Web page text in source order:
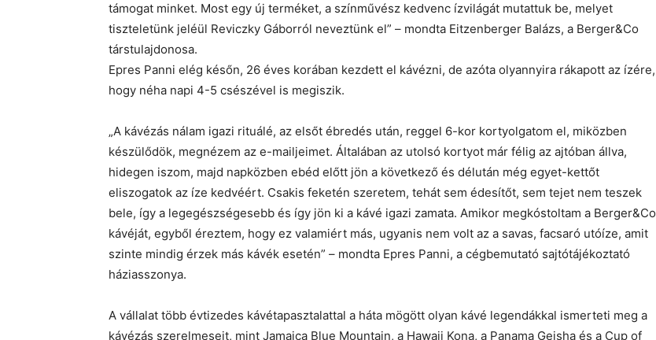
támogat minket. Most egy új terméket, a színművész kedvenc ízvilágát mutattuk be, melyet
tiszteletünk jeléül Reviczky Gáborról neveztünk el” – mondta Eitzenberger Balázs, a Berger&Co
társtulajdonosa.
Epres Panni elég későn, 26 éves korában kezdett el kávézni, de azóta olyannyira rákapott az ízére,
hogy néha napi 4-5 csészével is megiszik.
„A kávézás nálam igazi rituálé, az elsőt ébredés után, reggel 6-kor kortyolgatom el, miközben
készülődök, megnézem az e-mailjeimet. Általában az utolsó kortyot már félig az ajtóban állva,
hidegen iszom, majd napközben ebéd előtt jön a következő és délután még egyet-kettőt
eliszogatok az íze kedvéért. Csakis feketén szeretem, tehát sem édesítőt, sem tejet nem teszek
bele, így a legegészségesebb és így jön ki a kávé igazi zamata. Amikor megkóstoltam a Berger&Co
kávéját, egyből éreztem, hogy ez valamiért más, ugyanis nem volt az a savas, facsaró utóíze, amit
szinte mindig érzek más kávék esetén” – mondta Epres Panni, a cégbemutató sajtótájékoztató
háziasszonya.
A vállalat több évtizedes kávétapasztalattal a háta mögött olyan kávé legendákkal ismerteti meg a
kávézás szerelmeseit, mint Jamaica Blue Mountain, a Hawaii Kona, a Panama Geisha és a Cup of